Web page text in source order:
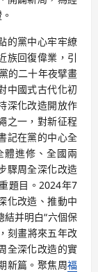
的黨中心牢牢繚
族回復偉業，引
的二十年夜擘畫
中國式古代化初
深化改造開放作
之一，對新征程
記在黨的中心全
體進修、全國兩
驟周全深化改造
題目。2024年7
化改造、推動中
并明白“六個保
刻畫將來五年改
全深化改造的實
新篇。聚焦周福